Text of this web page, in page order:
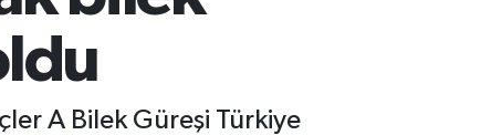
BITCOIN
65.130,04
A Bilek Güreşi Türkiye